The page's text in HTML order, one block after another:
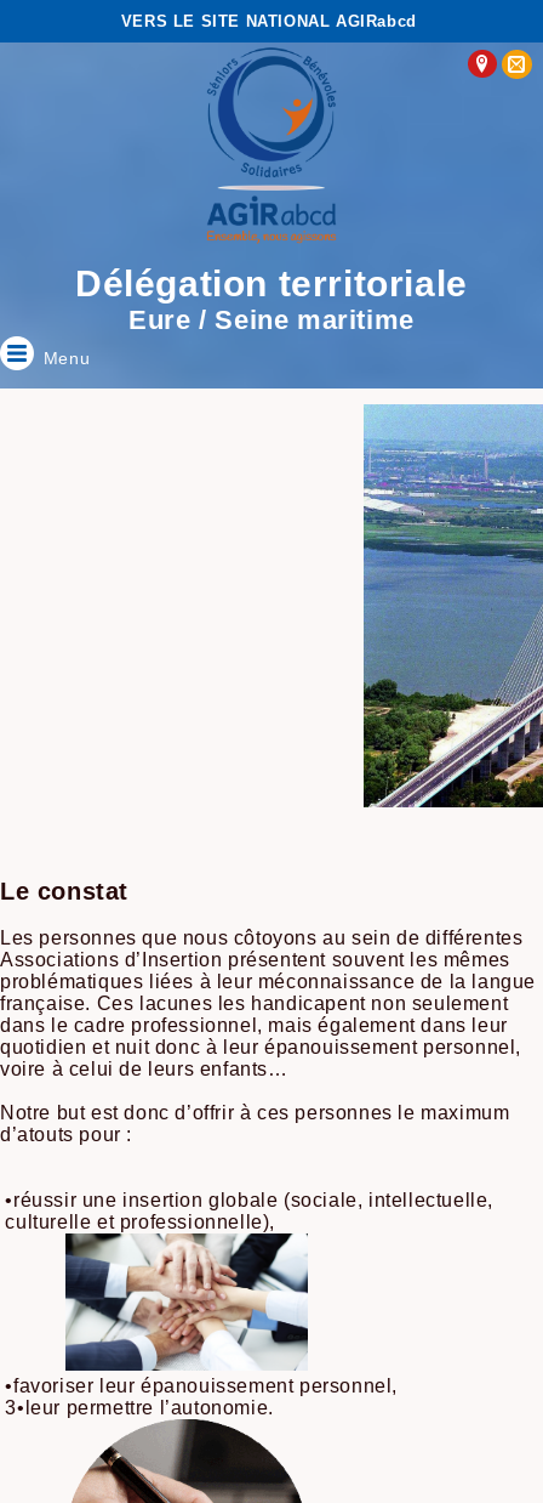
VERS LE SITE NATIONAL AGIRabcd
Délégation territoriale
Eure / Seine maritime
Menu
Le constat
Les personnes que nous côtoyons au sein de différentes
Associations d’Insertion présentent souvent les mêmes
problématiques liées à leur méconnaissance de la langue
française. Ces lacunes les handicapent non seulement
dans le cadre professionnel, mais également dans leur
quotidien et nuit donc à leur épanouissement personnel,
voire à celui de leurs enfants…
Notre but est donc d’offrir à ces personnes le maximum
d’atouts pour :
•réussir une insertion globale (sociale, intellectuelle,
culturelle et professionnelle),
•favoriser leur épanouissement personnel,
3•leur permettre l’autonomie.